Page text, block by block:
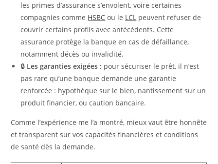
les primes d’assurance s’envolent, voire certaines
compagnies comme HSBC ou le LCL peuvent refuser de
couvrir certains profils avec antécédents. Cette
assurance protège la banque en cas de défaillance,
notamment décès ou invalidité.
🔒 Les garanties exigées : pour sécuriser le prêt, il n’est
pas rare qu’une banque demande une garantie
renforcée : hypothèque sur le bien, nantissement sur un
produit financier, ou caution bancaire.
Comme l’expérience me l’a montré, mieux vaut être honnête
et transparent sur vos capacités financières et conditions
de santé dès la demande.